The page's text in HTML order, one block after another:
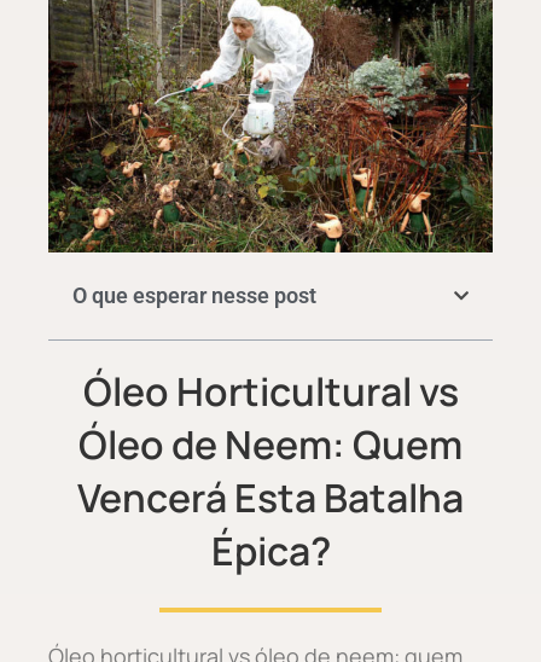
O que esperar nesse post
Óleo Horticultural vs
Óleo de Neem: Quem
Vencerá Esta Batalha
Épica?
Óleo horticultural vs óleo de neem: quem